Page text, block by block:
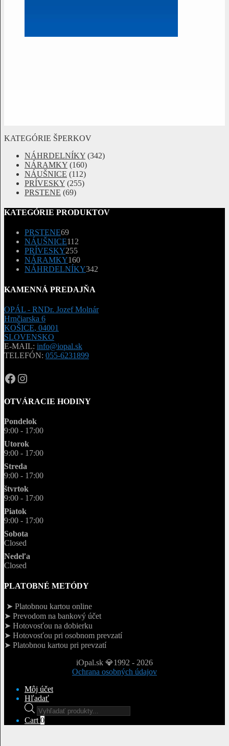
KATEGÓRIE ŠPERKOV
NÁHRDELNÍKY (342)
NÁRAMKY (160)
NÁUŠNICE (112)
PRÍVESKY (255)
PRSTENE (69)
KATEGÓRIE PRODUKTOV
PRSTENE6969
produktov
NÁUŠNICE112
PRÍVESKY255255
produktov
NÁRAMKY160160
produktov
NÁHRDELNÍKY342
KAMENNÁ PREDAJŇA
OPÁL - RNDr. Jozef Molnár
Hrnčiarska 6
KOŠICE, 04001
SLOVENSKO
E-MAIL: info@iopal.sk
TELEFÓN: 055-6231899
OPAL.drahokamy
opal.drahokamy
OTVÁRACIE HODINY
Pondelok
9:00 - 17:00
Utorok
9:00 - 17:00
Streda
9:00 - 17:00
štvrtok
9:00 - 17:00
Piatok
9:00 - 17:00
Sobota
Closed
Nedeľa
Closed
PLATOBNÉ METÓDY
➤ Platobnou kartou online
➤ Prevodom na bankový účet
➤ Hotovosťou na dobierku
➤ Hotovosťou pri osobnom prevzatí
➤ Platobnou kartou pri prevzatí
iOpal.sk 💎1992 - 2026
Ochrana osobných údajov
Môj účet
Hľadať
Products
search
Cart 0